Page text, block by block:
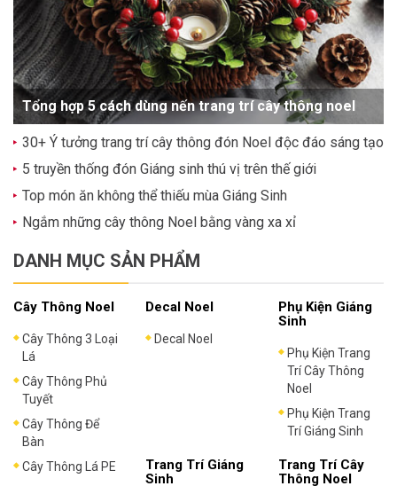
Tổng hợp 5 cách dùng nến trang trí cây thông noel
30+ Ý tưởng trang trí cây thông đón Noel độc đáo sáng tạo
5 truyền thống đón Giáng sinh thú vị trên thế giới
Top món ăn không thể thiếu mùa Giáng Sinh
Ngắm những cây thông Noel bằng vàng xa xỉ
DANH MỤC SẢN PHẨM
Cây Thông Noel
Cây Thông 3 Loại
Lá
Cây Thông Phủ
Tuyết
Cây Thông Để
Bàn
Cây Thông Lá PE
Decal Noel
Decal Noel
Phụ Kiện Giáng
Sinh
Phụ Kiện Trang
Trí Cây Thông
Noel
Phụ Kiện Trang
Trí Giáng Sinh
Trang Trí Giáng
Sinh
Trang Trí Cây
Thông Noel